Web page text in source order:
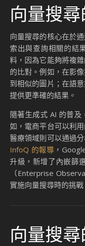
向量搜
向量搜尋的核心在於
索出與查詢相關的結
料，因為它能夠將複
的比對。例如，在影
到相似的圖片；在語
提供更準確的結果。
隨著生成式 AI 的普
如，電商平台可以利
醫療領域則可以通過
InfoQ 的報導 ，
升級，新增了內嵌篩
（Enterprise
實施向量搜尋時的挑戰
向量搜